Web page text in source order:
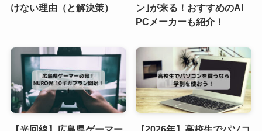
けない理由（と解決策）
ン｣が来る！おすすめのAI
PCメーカーも紹介！